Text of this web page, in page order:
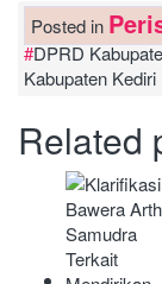
Posted in
DPRD
Kabupaten Kediri
Related